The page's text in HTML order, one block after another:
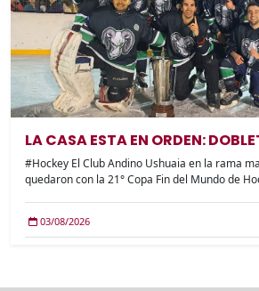
LA CASA ESTA EN ORDEN:
#Hockey El Club Andino Ushuaia en la rama
quedaron con la 21° Copa Fin del Mundo de
03/08/2026